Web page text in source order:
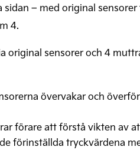
sidan – med original
4.
original sensorer och 4
övervakar och
förare att förstå vikten av
förinställda tryckvärdena